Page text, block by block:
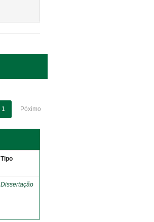
1 Póximo
Tipo
Dissertação